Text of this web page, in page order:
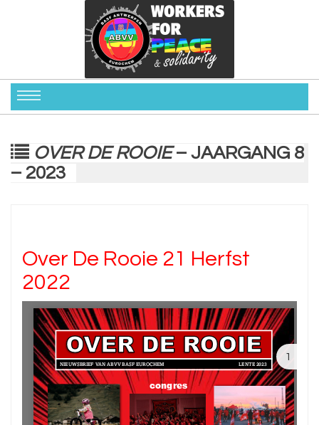
OVER DE ROOIE– JAARGANG 8
– 2023
Over De Rooie 21 Herfst
2022
1